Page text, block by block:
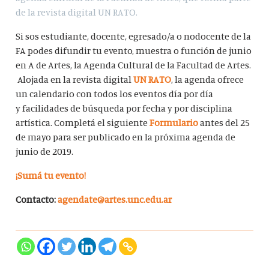
de la revista digital UN RATO.
Si sos estudiante, docente, egresado/a o nodocente de la
FA podes difundir tu evento, muestra o función de junio
en A de Artes, la Agenda Cultural de la Facultad de Artes.
Alojada en la revista digitalUN RATO, la agenda ofrece
un calendario con todos los eventos día por día
y facilidades de búsqueda por fecha y por disciplina
artística. Completá el siguienteFormularioantes del 25
de mayo para ser publicado en la próxima agenda de
junio de 2019.
¡Sumá tu evento!
Contacto:agendate@artes.unc.edu.ar